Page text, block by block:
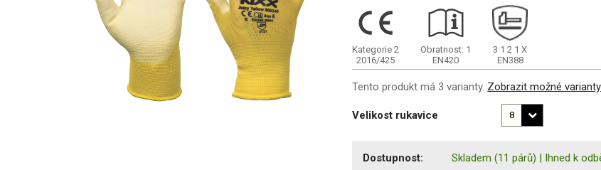
Kategorie 2
2016/425
Obratnost: 1
EN420
3 12 1X
EN388
Tento produkt má 3 varianty. Zobrazit možné varianty
Velikost rukavice
Dostupnost: Skladem (11 párů) | Ihned k